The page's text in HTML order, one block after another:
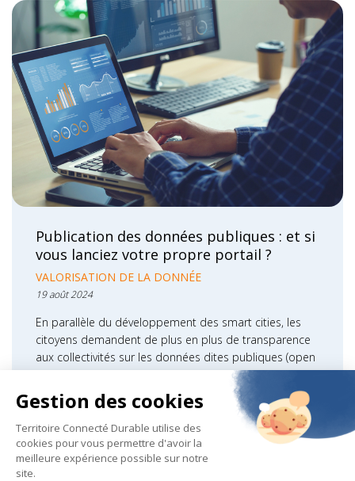
Publication des données publiques : et si
vous lanciez votre propre portail ?
VALORISATION DE LA DONNÉE
19 août 2024
En parallèle du développement des smart cities, les
citoyens demandent de plus en plus de transparence
aux collectivités sur les données dites publiques (open
data). En favorisant l’accessibilité…
LIRE LA SUITE